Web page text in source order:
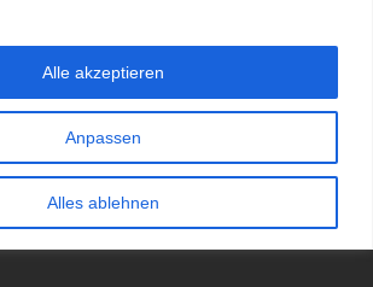
Anpassen
Alles ablehnen
Alle akzeptieren